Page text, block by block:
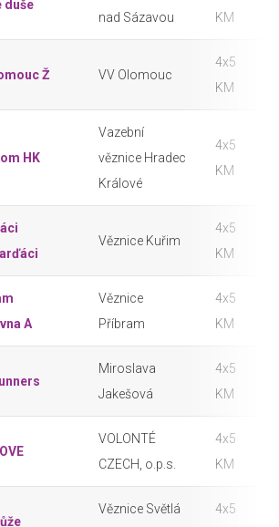
duše
nad Sázavou
KM
Ž VV Olomouc
4x5
KM
HK
Vazební
věznice Hradec
Králové
4x5
KM
Věznice Kuřim
4x5
KM
A
Věznice
Příbram
4x5
KM
Miroslava
Jakešová
4x5
KM
VOLONTÉ
CZECH, o.p.s.
4x5
KM
Věznice Světlá
4x5